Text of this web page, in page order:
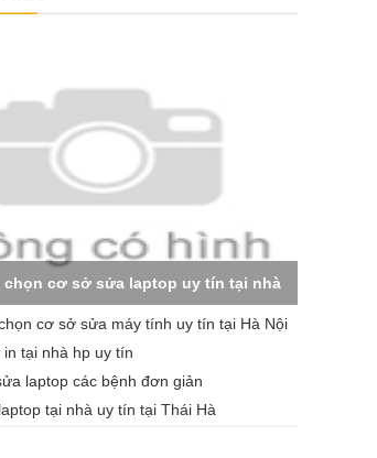
chọn cơ sở sửa laptop uy tín tại nhà
cơ sở sửa máy tính uy tín tại Hà Nội
tại nhà hp uy tín
laptop các bệnh đơn giản
tại nhà uy tín tại Thái Hà